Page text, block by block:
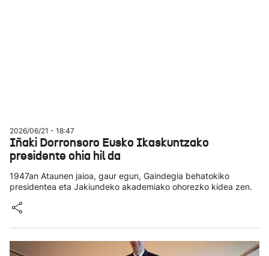
2026/06/21 - 18:47
Iñaki Dorronsoro Eusko Ikaskuntzako
presidente ohia hil da
1947an Ataunen jaioa, gaur egun, Gaindegia behatokiko
presidentea eta Jakiundeko akademiako ohorezko kidea zen.